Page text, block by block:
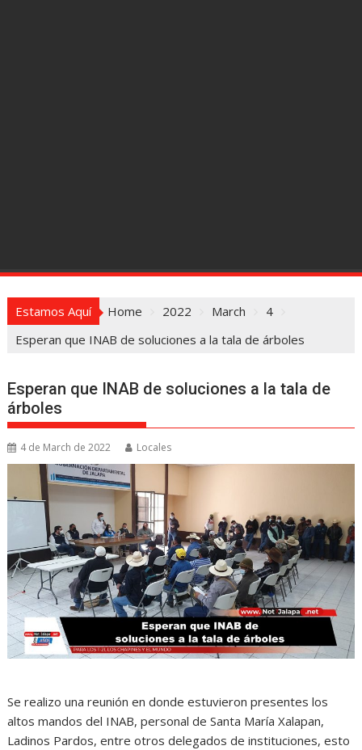
Estamos Aquí Home 2022 March
4
Esperan que INAB de soluciones a la tala de árboles
Esperan que INAB de soluciones a la tala de
árboles
4 de March de 2022 Locales
Se realizo una reunión en donde estuvieron presentes los
altos mandos del INAB, personal de Santa María Xalapan,
Ladinos Pardos, entre otros delegados de instituciones, esto